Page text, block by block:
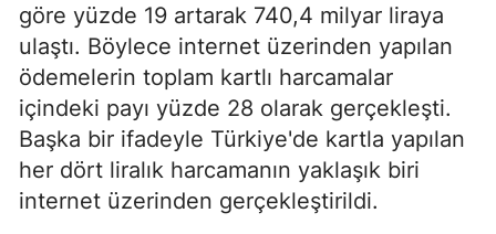
göre yüzde 19 artarak 740,4 milyar liraya
ulaştı. Böylece internet üzerinden yapılan
ödemelerin toplam kartlı harcamalar
içindeki payı yüzde 28 olarak gerçekleşti.
Başka bir ifadeyle Türkiye'de kartla yapılan
her dört liralık harcamanın yaklaşık biri
internet üzerinden gerçekleştirildi.